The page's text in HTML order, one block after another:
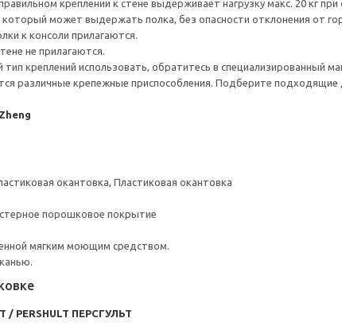
креплении к стене выдерживает нагрузку макс. 20 кг при
который может выдержать полка, без опасности отклонения от
к консоли прилагаются.
не прилагаются.
тип креплений использовать, обратитесь в специализированный
различные крепежные приспособления. Подберите
окантовка, Пластиковая окантовка
порошковое покрытие
мягким моющим средством.
/ PERSHULT ПЕРСГУЛЬТ